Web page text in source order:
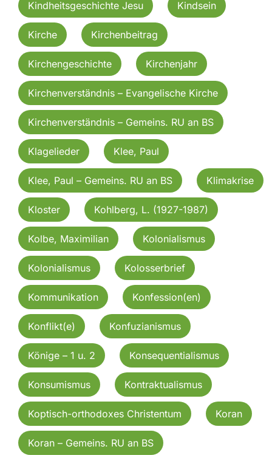
Kindheitsgeschichte Jesu Kindsein
Kirche Kirchenbeitrag
Kirchengeschichte Kirchenjahr
Kirchenverständnis – Evangelische Kirche
Kirchenverständnis – Gemeins. RU an BS
Klagelieder Klee, Paul
Klee, Paul – Gemeins. RU an BS Klimakrise
Kloster Kohlberg, L. (1927-1987)
Kolbe, Maximilian Kolonialismus
Kolonialismus Kolosserbrief
Kommunikation Konfession(en)
Konflikt(e) Konfuzianismus
Könige – 1 u. 2 Konsequentialismus
Konsumismus Kontraktualismus
Koptisch-orthodoxes Christentum Koran
Koran – Gemeins. RU an BS